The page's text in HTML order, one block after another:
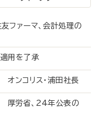
ファーマ、会計処理の
適用を了承
ンコリス・浦田社長
厚労省、24年公表の